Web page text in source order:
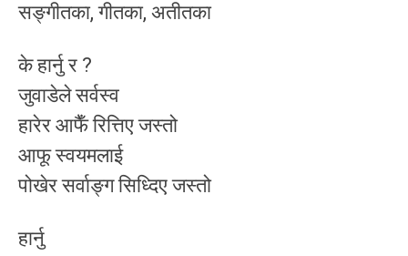
सङ्गीतका, गीतका, अतीतका
के हार्नु र ?
जुवाडेले सर्वस्व
हारेर आफैँ रित्तिए जस्तो
आफू स्वयमलाई
पोखेर सर्वाङ्ग सिध्दिए जस्तो
हार्नु